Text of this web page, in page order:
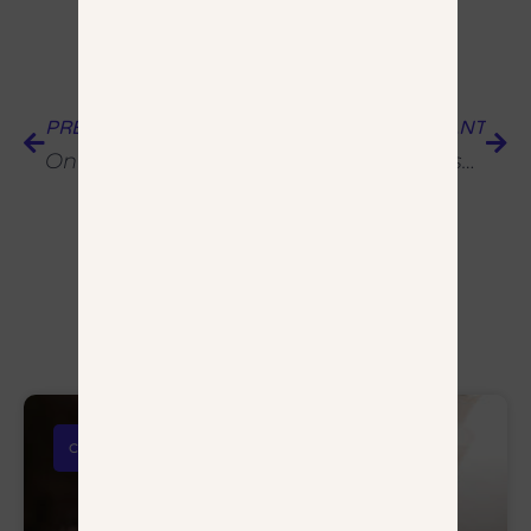
PRÉCÉDENT SUIVANT
Comment optimiser son profil LinkedIn en tant que GGP ?
Communication